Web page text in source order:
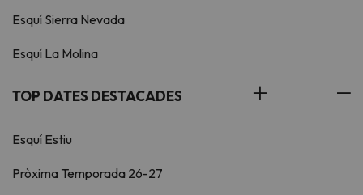
Esquí Sierra Nevada
Esquí La Molina
TOP DATES DESTACADES
Esquí Estiu
Pròxima Temporada 26-27